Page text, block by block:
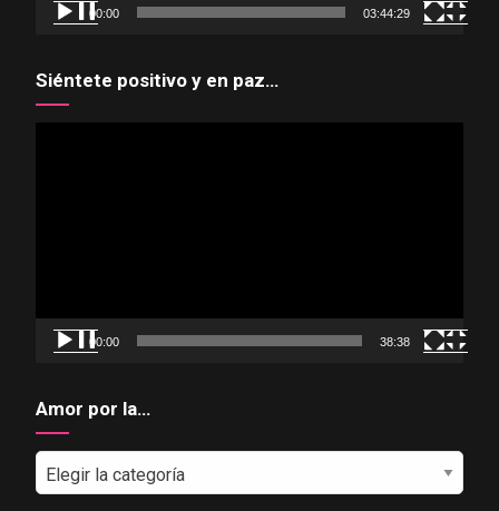
00:00 03:44:29
Siéntete positivo y en paz…
00:00 38:38
Amor por la…
por